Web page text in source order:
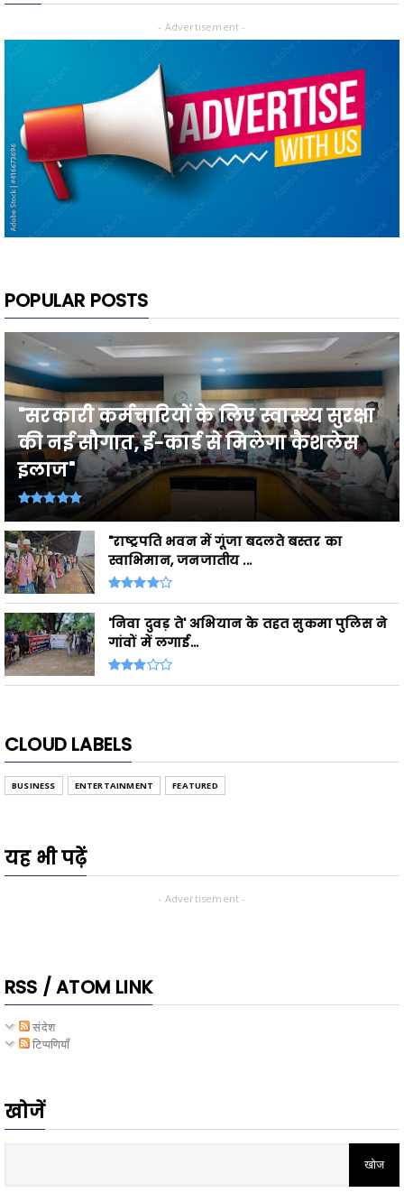
- Advertisement -
POPULAR POSTS
"सरकारी कर्मचारियों के लिए स्वास्थ्य सुरक्षा
की नई सौगात, ई-कार्ड से मिलेगा कैशलेस
इलाज"
"राष्ट्रपति भवन में गूंजा बदलते बस्तर का
स्वाभिमान, जनजातीय ...
'निवा दुवड़ ते' अभियान के तहत सुकमा पुलिस ने
गांवों में लगाई...
CLOUD LABELS
BUSINESS ENTERTAINMENT FEATURED
यह भी पढ़ें
- Advertisement -
RSS / ATOM LINK
संदेश
टिप्पणियाँ
खोजें